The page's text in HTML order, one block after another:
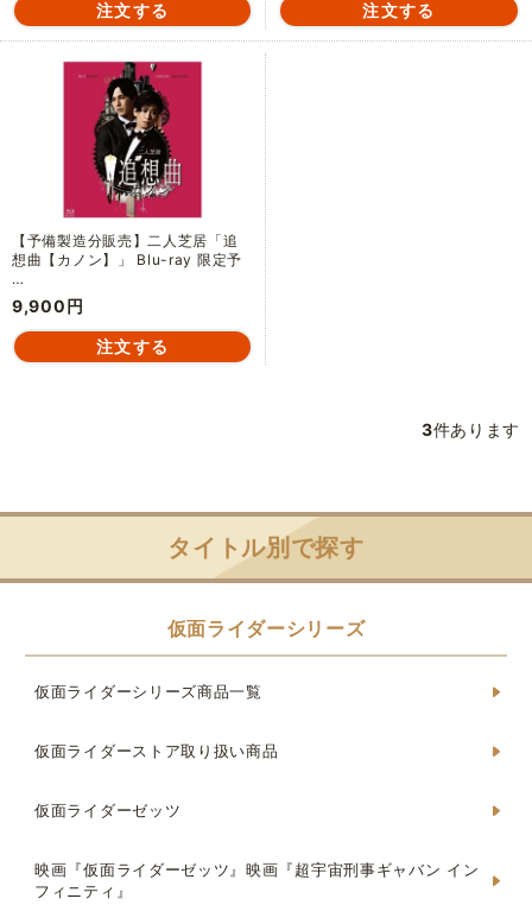
【予備製造分販売】二人芝居「追
想曲【カノン】」 Blu-ray 限定予
…
9,900円
3件あります
タイトル別で探す
仮面ライダーシリーズ
仮面ライダーシリーズ商品一覧
仮面ライダーストア取り扱い商品
仮面ライダーゼッツ
映画『仮面ライダーゼッツ』映画『超宇宙刑事ギャバン イン
フィニティ』